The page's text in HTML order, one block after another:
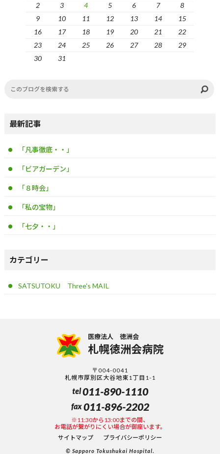
2
3 4 5 6 7
8
9
10 11 12 13 14
15
16
17 18 19 20 21
22
23
24 25 26 27 28
29
30
31
最新記事
「凡事徹底・・」
「ビアガーデン」
「８時会」
「私の宝物」
「七夕・・」
カテゴリー
SATSUTOKU Three's MAIL
医療法人 徳洲会
札幌徳洲会病院
〒004-0041
札幌市厚別区大谷地東1丁目1-1
tel011-890-1110
fax011-896-2202
※11:30から13:00までの間、
お電話が繋がりにくい場合が御座います。
サイトマップ
プライバシーポリシー
© Sapporo Tokushukai Hospital.